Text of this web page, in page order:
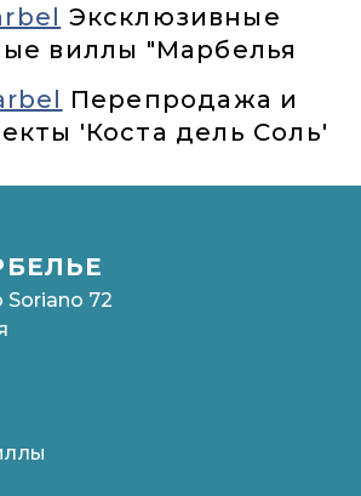
Эксклюзивные
виллы "Марбелья
Перепродажа и
'Коста дель Соль'
Soriano 72